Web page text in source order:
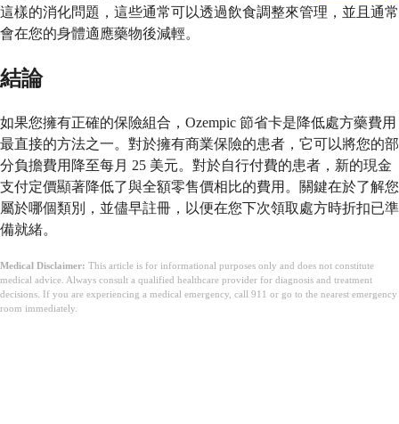
這樣的消化問題，這些通常可以透過飲食調整來管理，並且通常
會在您的身體適應藥物後減輕。
結論
如果您擁有正確的保險組合，Ozempic 節省卡是降低處方藥費用
最直接的方法之一。對於擁有商業保險的患者，它可以將您的部
分負擔費用降至每月 25 美元。對於自行付費的患者，新的現金
支付定價顯著降低了與全額零售價相比的費用。關鍵在於了解您
屬於哪個類別，並儘早註冊，以便在您下次領取處方時折扣已準
備就緒。
Medical Disclaimer: This article is for informational purposes only and does not constitute
medical advice. Always consult a qualified healthcare provider for diagnosis and treatment
decisions. If you are experiencing a medical emergency, call 911 or go to the nearest emergency
room immediately.